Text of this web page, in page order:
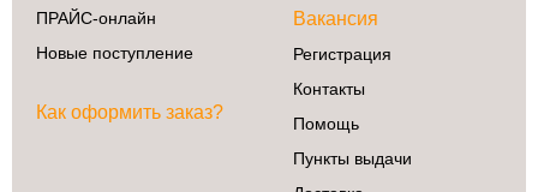
ПРАЙС-онлайн
Новые поступление
Как оформить заказ?
Вакансия
Регистрация
Контакты
Помощь
Пункты выдачи